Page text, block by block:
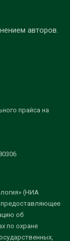
авторов.
прайса на
(НИА
предоставляющее
об
по охране